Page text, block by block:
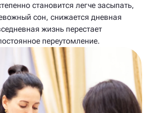
становится легче засыпать,
сон, снижается дневная
жизнь перестает
переутомление.